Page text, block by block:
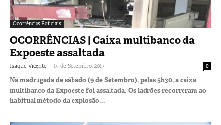
Ocorrências Policiais
OCORRÊNCIAS | Caixa multibanco da
Expoeste assaltada
Isaque Vicente - 15 de Setembro, 2017 0
Na madrugada de sábado (9 de Setembro), pelas 5h30, a caixa
multibanco da Expoeste foi assaltada. Os ladrões recorreram ao
habitual método da explosão...